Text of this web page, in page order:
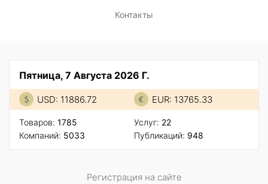
Контакты
Пятница, 7 Августа 2026 Г.
USD: 11886.72 EUR: 13765.33
Товаров: 1785
Компаний: 5033
Услуг: 22
Публикаций: 948
Регистрация на сайте